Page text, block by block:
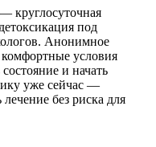
круглосуточная
под
Анонимное
условия
и начать
уже сейчас —
без риска для